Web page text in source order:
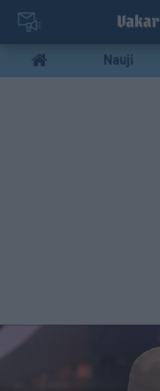
Pereiti
pagrindinį
turinį
Mobile
menu
Nauji